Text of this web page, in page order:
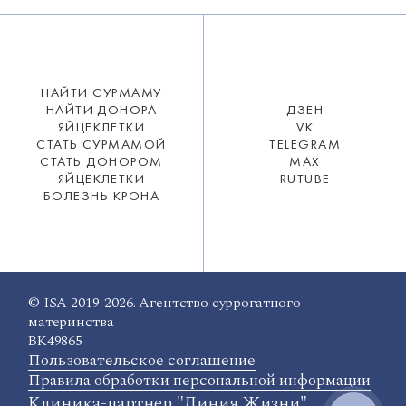
НАЙТИ СУРМАМУ
НАЙТИ ДОНОРА
ЯЙЦЕКЛЕТКИ
СТАТЬ СУРМАМОЙ
СТАТЬ ДОНОРОМ
ЯЙЦЕКЛЕТКИ
БОЛЕЗНЬ КРОНА
ДЗЕН
VK
TELEGRAM
MAX
RUTUBE
© ISA 2019-2026. Агентство суррогатного
материнства
ВК49865
Пользовательское соглашение
Правила обработки персональной информации